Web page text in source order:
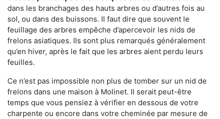
dans les branchages des hauts arbres ou d’autres fois au
sol, ou dans des buissons. Il faut dire que souvent le
feuillage des arbres empêche d’apercevoir les nids de
frelons asiatiques. Ils sont plus remarqués généralement
qu’en hiver, après le fait que les arbres aient perdu leurs
feuilles.
Ce n’est pas impossible non plus de tomber sur un nid de
frelons dans une maison à Molinet. Il serait peut-être
temps que vous pensiez à vérifier en dessous de votre
charpente ou encore dans votre cheminée par mesure de